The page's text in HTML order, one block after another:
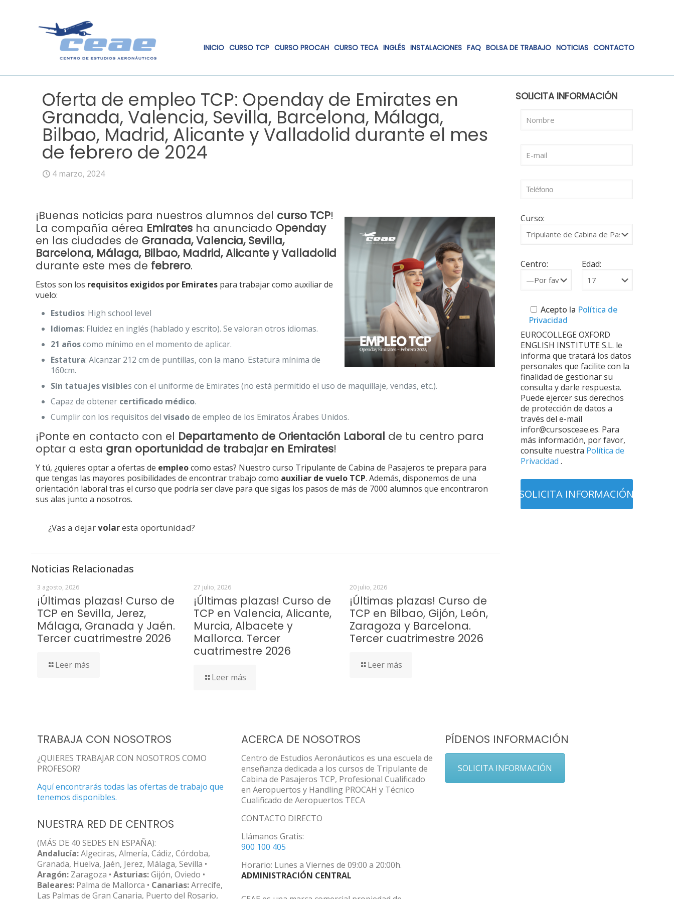
INICIO CURSO TCP CURSO PROCAH CURSO TECA INGLÉS INSTALACIONES FAQ BOLSA DE TRABAJO NOTICIAS CONTACTO
Oferta de empleo TCP: Openday de Emirates en
Granada, Valencia, Sevilla, Barcelona, Málaga,
Bilbao, Madrid, Alicante y Valladolid durante el mes
de febrero de 2024
4 marzo, 2024
¡Buenas noticias para nuestros alumnos del curso TCP!
La compañía aérea Emirates ha anunciado Openday
en las ciudades de Granada, Valencia, Sevilla,
Barcelona, Málaga, Bilbao, Madrid, Alicante y Valladolid
durante este mes de febrero.
Estos son los requisitos exigidos por Emirates para trabajar como auxiliar de
vuelo:
Estudios: High school level
Idiomas: Fluidez en inglés (hablado y escrito). Se valoran otros idiomas.
21 añoscomo mínimo en el momento de aplicar.
Estatura: Alcanzar 212 cm de puntillas, con la mano. Estatura mínima de
160cm.
Sin tatuajes visibles con el uniforme de Emirates (no está permitido el uso de maquillaje, vendas, etc.).
Capaz de obtener certificado médico.
Cumplir con los requisitos delvisadode empleo de los Emiratos Árabes Unidos.
¡Ponte en contacto con el Departamento de Orientación Laboral de tu centro para
optar a esta gran oportunidad de trabajar en Emirates!
Y tú, ¿quieres optar a ofertas de empleocomo estas? Nuestro curso Tripulante de Cabina de Pasajeros te prepara para
que tengas las mayores posibilidades de encontrar trabajo como auxiliar de vuelo TCP. Además, disponemos de una
orientación laboral tras el curso que podría ser clave para que sigas los pasos de más de 7000 alumnos que encontraron
sus alas junto a nosotros.
¿Vas a dejarvolaresta oportunidad?
Noticias Relacionadas
3 agosto, 2026
¡Últimas plazas! Curso de
TCP en Sevilla, Jerez,
Málaga, Granada y Jaén.
Tercer cuatrimestre 2026
Leer más
27 julio, 2026
¡Últimas plazas! Curso de
TCP en Valencia, Alicante,
Murcia, Albacete y
Mallorca. Tercer
cuatrimestre 2026
Leer más
20 julio, 2026
¡Últimas plazas! Curso de
TCP en Bilbao, Gijón, León,
Zaragoza y Barcelona.
Tercer cuatrimestre 2026
Leer más
SOLICITA INFORMACIÓN
Curso:
Centro: Edad:
Acepto la Política de
Privacidad
EUROCOLLEGE OXFORD
ENGLISH INSTITUTE S.L. le
informa que tratará los datos
personales que facilite con la
finalidad de gestionar su
consulta y darle respuesta.
Puede ejercer sus derechos
de protección de datos a
través del e-mail
infor@cursosceae.es. Para
más información, por favor,
consulte nuestra Política de
Privacidad .
TRABAJA CON NOSOTROS
¿QUIERES TRABAJAR CON NOSOTROS COMO
PROFESOR?
Aquí encontrarás todas las ofertas de trabajo que
tenemos disponibles.
NUESTRA RED DE CENTROS
(MÁS DE 40 SEDES EN ESPAÑA):
Andalucía:Algeciras, Almería, Cádiz, Córdoba,
Granada, Huelva, Jaén, Jerez, Málaga, Sevilla •
Aragón: Zaragoza • Asturias:Gijón, Oviedo •
Baleares: Palma de Mallorca • Canarias:Arrecife,
Las Palmas de Gran Canaria, Puerto del Rosario,
ACERCA DE NOSOTROS
Centro de Estudios Aeronáuticos es una escuela de
enseñanza dedicada a los cursos de Tripulante de
Cabina de Pasajeros TCP, Profesional Cualificado
en Aeropuertos y Handling PROCAH y Técnico
Cualificado de Aeropuertos TECA
CONTACTO DIRECTO
Llámanos Gratis:
900 100 405
Horario: Lunes a Viernes de 09:00 a 20:00h.
ADMINISTRACIÓN CENTRAL
PÍDENOS INFORMACIÓN
SOLICITA INFORMACIÓN